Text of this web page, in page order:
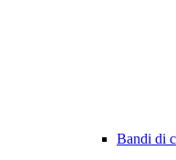
Bandi di